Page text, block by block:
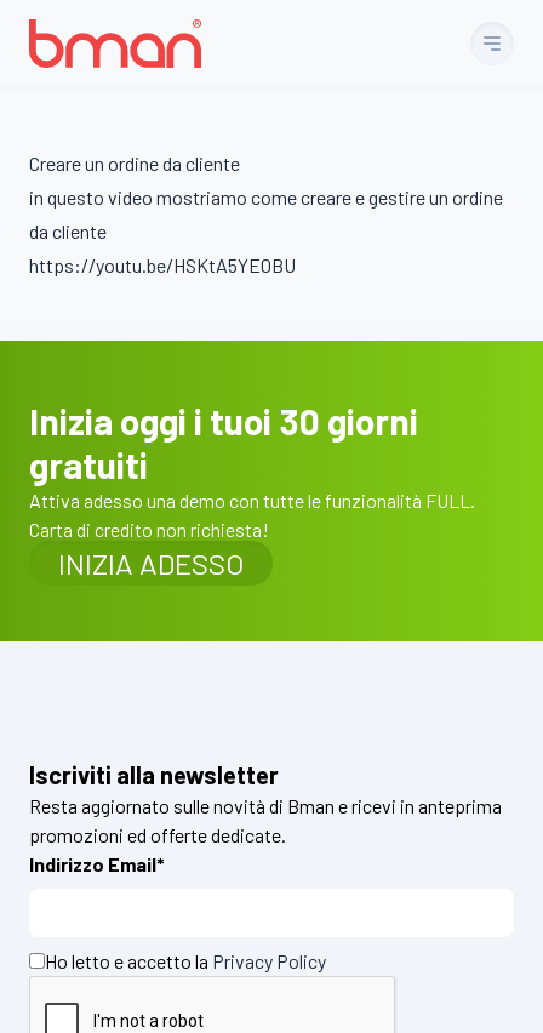
Creare un ordine da cliente
in questo video mostriamo come creare e gestire un ordine
da cliente
https://youtu.be/HSKtA5YE0BU
Inizia oggi i tuoi 30 giorni
gratuiti
Attiva adesso una demo con tutte le funzionalità FULL.
Carta di credito non richiesta!
INIZIA ADESSO
Iscriviti alla newsletter
Resta aggiornato sulle novità di Bman e ricevi in anteprima
promozioni ed offerte dedicate.
Indirizzo Email*
Ho letto e accetto la Privacy Policy